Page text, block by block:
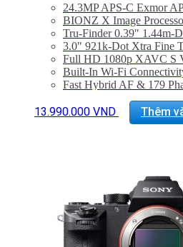
24.3MP APS-C Exmor
BIONZ X Image
Tru-Finder 0.39″ 1.44m-
3.0″ 921k-Dot Xtra Fine
Full HD 1080p XAVC S
Built-In Wi-Fi
Fast Hybrid AF & 179
Multi-Interface Shoe and
Auto Object Framing and
13.990.000 VND Thêm